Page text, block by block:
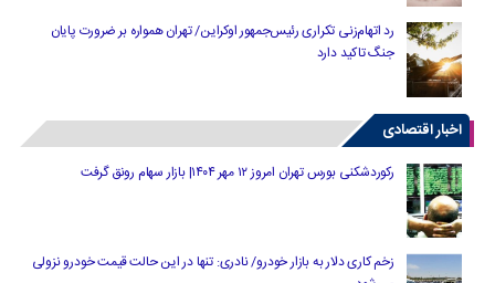
رد اتهام‌زنی تکراری رئیس‌جمهور اوکراین/ تهران همواره بر ضرورت پایان
جنگ تاکید دارد
اخبار اقتصادی
رکوردشکنی بورس تهران امروز ۱۲ مهر ۱۴۰۴| بازار سهام رونق گرفت
زخم کاری دلار به بازار خودرو/ نادری: تنها در این حالت قیمت خودرو نزولی